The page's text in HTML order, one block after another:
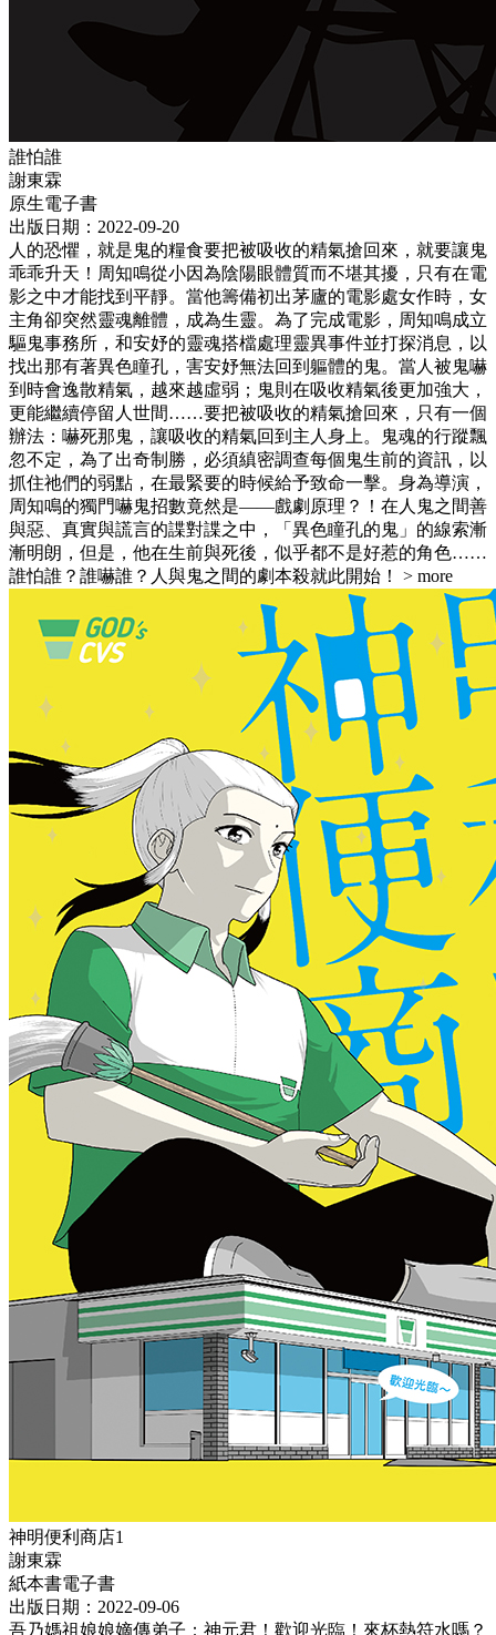
誰怕誰
謝東霖
原生電子書
出版日期：2022-09-20
人的恐懼，就是鬼的糧食要把被吸收的精氣搶回來，就要讓鬼
乖乖升天！周知鳴從小因為陰陽眼體質而不堪其擾，只有在電
影之中才能找到平靜。當他籌備初出茅廬的電影處女作時，女
主角卻突然靈魂離體，成為生靈。為了完成電影，周知鳴成立
驅鬼事務所，和安妤的靈魂搭檔處理靈異事件並打探消息，以
找出那有著異色瞳孔，害安妤無法回到軀體的鬼。當人被鬼嚇
到時會逸散精氣，越來越虛弱；鬼則在吸收精氣後更加強大，
更能繼續停留人世間……要把被吸收的精氣搶回來，只有一個
辦法：嚇死那鬼，讓吸收的精氣回到主人身上。鬼魂的行蹤飄
忽不定，為了出奇制勝，必須縝密調查每個鬼生前的資訊，以
抓住祂們的弱點，在最緊要的時候給予致命一擊。身為導演，
周知鳴的獨門嚇鬼招數竟然是——戲劇原理？！在人鬼之間善
與惡、真實與謊言的諜對諜之中，「異色瞳孔的鬼」的線索漸
漸明朗，但是，他在生前與死後，似乎都不是好惹的角色……
誰怕誰？誰嚇誰？人與鬼之間的劇本殺就此開始！ > more
神明便利商店1
謝東霖
紙本書電子書
出版日期：2022-09-06
吾乃媽祖娘娘嫡傳弟子：神元君！歡迎光臨！來杯熱符水嗎？